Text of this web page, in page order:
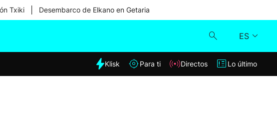
Txiki Desembarco de Elkano en Getaria
ES
Klisk
Klisk Para ti Directos Lo último